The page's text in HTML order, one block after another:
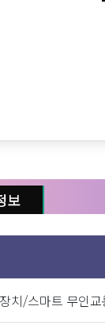
치/스마트 무인
보